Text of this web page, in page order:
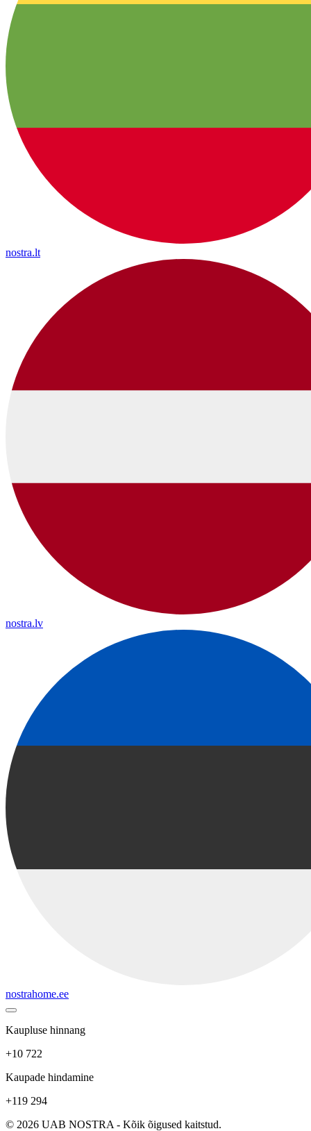
nostra.lt
nostra.lv
nostrahome.ee
Kaupluse hinnang
+10 722
Kaupade hindamine
+119 294
© 2026 UAB NOSTRA - Kõik õigused kaitstud.